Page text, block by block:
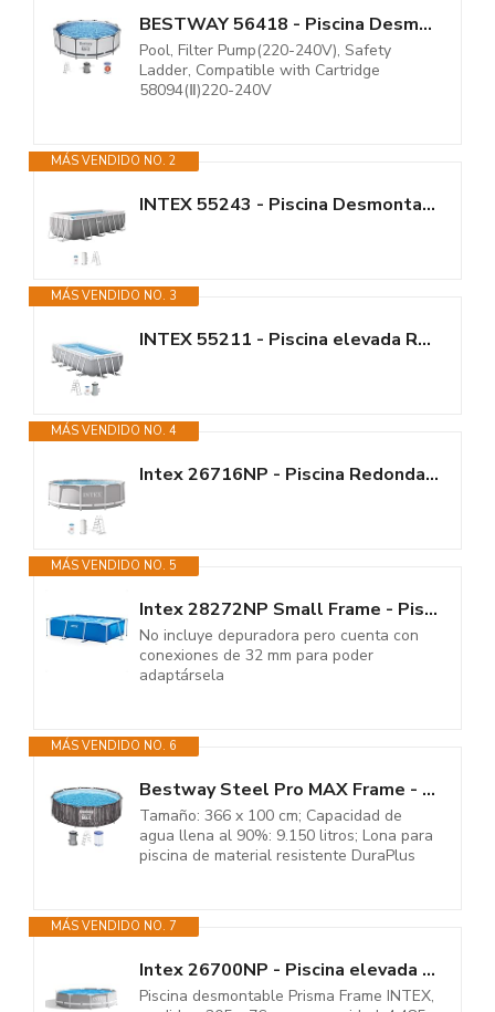
BESTWAY 56418 - Piscina Desmontable Tubular Steel Pro MAX 366 x 100 cm, con...
Pool, Filter Pump(220-240V), Safety
Ladder, Compatible with Cartridge
58094(Ⅱ)220-240V
MÁS VENDIDO NO. 2
INTEX 55243 - Piscina Desmontable Rectangular con depuradora Prism Frame
MÁS VENDIDO NO. 3
INTEX 55211 - Piscina elevada Rectangular Prism Frame con depuradora
MÁS VENDIDO NO. 4
Intex 26716NP - Piscina Redonda Desmontable intex Prisma Frame 366x99 cm...
MÁS VENDIDO NO. 5
Intex 28272NP Small Frame - Piscina Desmontable, 300 x 200 x 75 cm, 3.834...
No incluye depuradora pero cuenta con
conexiones de 32 mm para poder
adaptársela
MÁS VENDIDO NO. 6
Bestway Steel Pro MAX Frame - Piscina Redonda (366 x 100 cm, Incluye Bomba...
Tamaño: 366 x 100 cm; Capacidad de
agua llena al 90%: 9.150 litros; Lona para
piscina de material resistente DuraPlus
MÁS VENDIDO NO. 7
Intex 26700NP - Piscina elevada Redonda Prisma Frame 305 x 76 cm
Piscina desmontable Prisma Frame INTEX,